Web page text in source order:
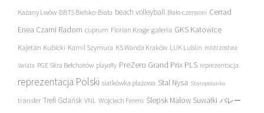
Każany Lwów BBTS Bielsko-Biała beach volleyball Biało-czerwoni Cerrad
Enea Czarni Radom cuprum Florian Krage galeria GKS Katowice
Kajetan Kubicki Kamil Szymura KS Wanda Kraków LUK Lublin mistrzostwa
świata PGE Skra Bełchatów playoffy PreZero Grand Prix PLS reprezentacja
reprezentacja Polski siatkówka plażowa Stal Nysa Staropolanka
transfer Trefl Gdańsk VNL Wojciech Ferens Ślepsk Malow Suwałki バレー